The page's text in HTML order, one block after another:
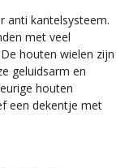
anti kantelsysteem.
met veel
houten wielen zijn
geluidsarm en
houten
een dekentje met